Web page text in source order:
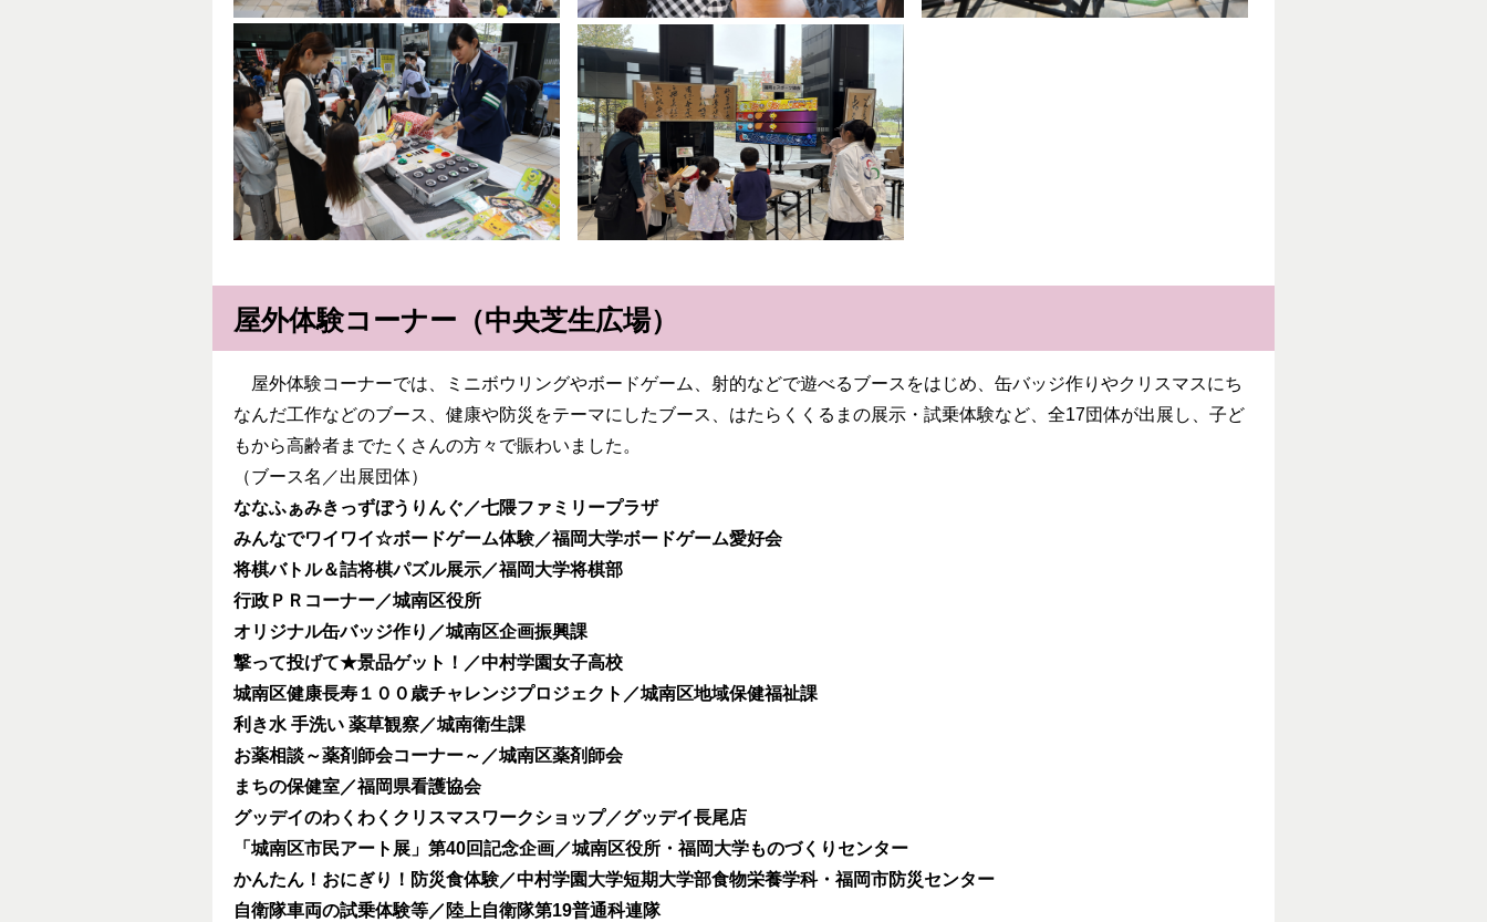
屋外体験コーナー（中央芝生広場）
屋外体験コーナーでは、ミニボウリングやボードゲーム、射的などで遊べるブースをはじめ、缶バッジ作りやクリスマスにち
なんだ工作などのブース、健康や防災をテーマにしたブース、はたらくくるまの展示・試乗体験など、全17団体が出展し、子ど
もから高齢者までたくさんの方々で賑わいました。
（ブース名／出展団体）
ななふぁみきっずぼうりんぐ／七隈ファミリープラザ
みんなでワイワイ☆ボードゲーム体験／福岡大学ボードゲーム愛好会
将棋バトル＆詰将棋パズル展示／福岡大学将棋部
行政ＰＲコーナー／城南区役所
オリジナル缶バッジ作り／城南区企画振興課
撃って投げて★景品ゲット！／中村学園女子高校
城南区健康長寿１００歳チャレンジプロジェクト／城南区地域保健福祉課
利き水 手洗い 薬草観察／城南衛生課
お薬相談～薬剤師会コーナー～／城南区薬剤師会
まちの保健室／福岡県看護協会
グッデイのわくわくクリスマスワークショップ／グッデイ長尾店
「城南区市民アート展」第40回記念企画／城南区役所・福岡大学ものづくりセンター
かんたん！おにぎり！防災食体験／中村学園大学短期大学部食物栄養学科・福岡市防災センター
自衛隊車両の試乗体験等／陸上自衛隊第19普通科連隊